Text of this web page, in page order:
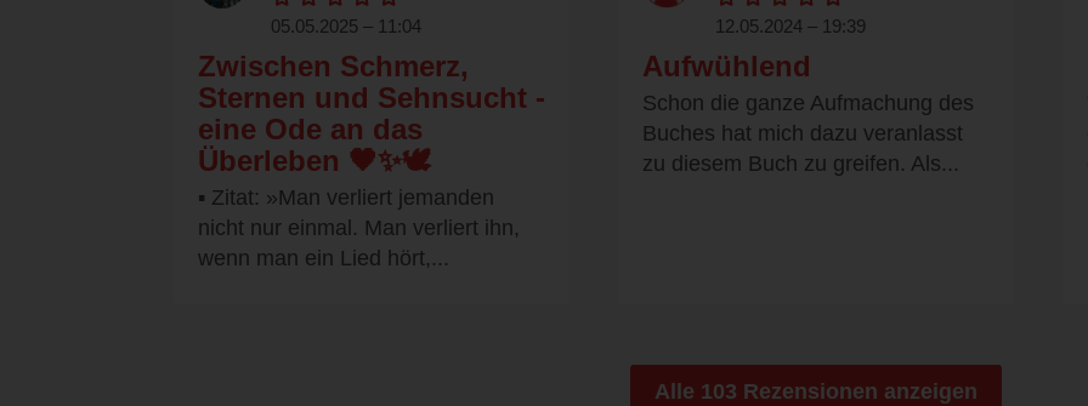
05.05.2025 – 11:04
Zwischen Schmerz,
Sternen und Sehnsucht -
eine Ode an das
Überleben 🖤✨🕊️
▪︎ Zitat: »Man verliert jemanden
nicht nur einmal. Man verliert ihn,
wenn man ein Lied hört,...
12.05.2024 – 19:39
Aufwühlend
Schon die ganze Aufmachung des
Buches hat mich dazu veranlasst
zu diesem Buch zu greifen. Als...
Alle 103 Rezensionen anzeigen